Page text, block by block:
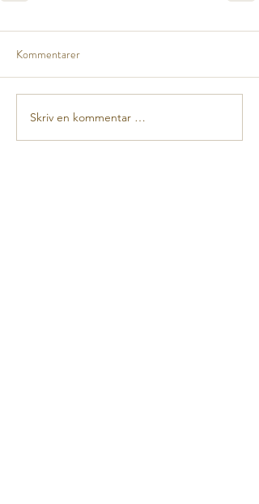
Kommentarer
Skriv en kommentar …